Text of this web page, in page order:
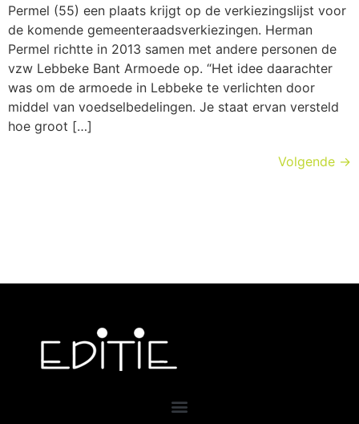
Permel (55) een plaats krijgt op de verkiezingslijst voor
de komende gemeenteraadsverkiezingen. Herman
Permel richtte in 2013 samen met andere personen de
vzw Lebbeke Bant Armoede op. “Het idee daarachter
was om de armoede in Lebbeke te verlichten door
middel van voedselbedelingen. Je staat ervan versteld
hoe groot […]
Volgende →